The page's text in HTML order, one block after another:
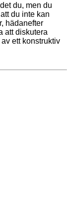
du, men du
du inte kan
hädanefter
att diskutera
ett konstruktiv